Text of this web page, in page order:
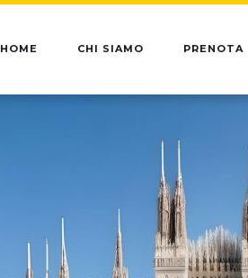
HOME CHI SIAMO PRENOTA